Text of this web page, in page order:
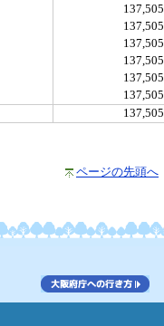
137,505
137,505
137,505
137,505
137,505
137,505
137,505
ページの先頭へ